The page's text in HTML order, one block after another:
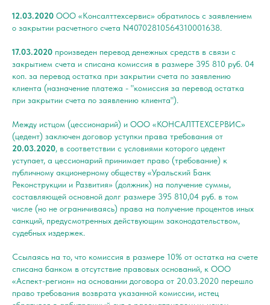
12.03.2020 ООО «Консалттехсервис» обратилось с заявлением
о закрытии расчетного счета N40702810564310001638.
17.03.2020 произведен перевод денежных средств в связи с
закрытием счета и списана комиссия в размере 395 810 руб. 04
коп. за перевод остатка при закрытии счета по заявлению
клиента (назначение платежа - "комиссия за перевод остатка
при закрытии счета по заявлению клиента").
Между истцом (цессионарий) и ООО «КОНСАЛТТЕХСЕРВИС»
(цедент) заключен договор уступки права требования от
20.03.2020, в соответствии с условиями которого цедент
уступает, а цессионарий принимает право (требование) к
публичному акционерному обществу «Уральский Банк
Реконструкции и Развития» (должник) на получение суммы,
составляющей основной долг размере 395 810,04 руб. в том
числе (но не ограничиваясь) права на получение процентов иных
санкций, предусмотренных действующим законодательством,
судебных издержек.
Ссылаясь на то, что комиссия в размере 10% от остатка на счете
списана банком в отсутствие правовых оснований, к ООО
«Аспект-регион» на основании договора от 20.03.2020 перешло
право требования возврата указанной комиссии, истец